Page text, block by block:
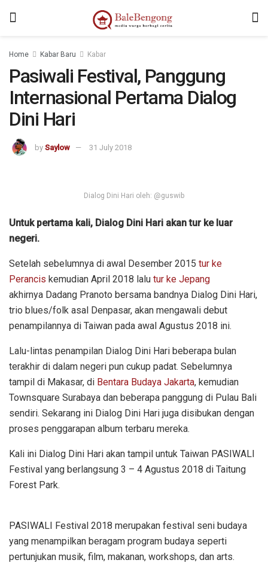
Home Kabar Baru Kabar
Pasiwali Festival, Panggung
Internasional Pertama Dialog
Dini Hari
by Saylow 31 July 2018
Dialog Dini Hari oleh: @guswib
Untuk pertama kali, Dialog Dini Hari akan tur ke luar
negeri.
Setelah sebelumnya di awal Desember 2015 tur ke
Perancis kemudian April 2018 lalu tur ke Jepang
akhirnya Dadang Pranoto bersama bandnya Dialog Dini Hari,
trio blues/folk asal Denpasar, akan mengawali debut
penampilannya di Taiwan pada awal Agustus 2018 ini.
Lalu-lintas penampilan Dialog Dini Hari beberapa bulan
terakhir di dalam negeri pun cukup padat. Sebelumnya
tampil di Makasar, di Bentara Budaya Jakarta, kemudian
Townsquare Surabaya dan beberapa panggung di Pulau Bali
sendiri. Sekarang ini Dialog Dini Hari juga disibukan dengan
proses penggarapan album terbaru mereka.
Kali ini Dialog Dini Hari akan tampil untuk Taiwan PASIWALI
Festival yang berlangsung 3 – 4 Agustus 2018 di Taitung
Forest Park.
PASIWALI Festival 2018 merupakan festival seni budaya
yang menampilkan beragam program budaya seperti
pertunjukan musik, film, makanan, workshops, dan arts.